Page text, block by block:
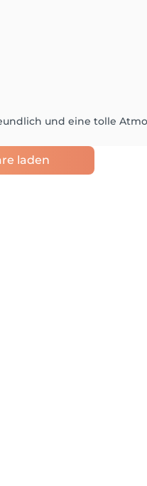
und eine tolle
laden